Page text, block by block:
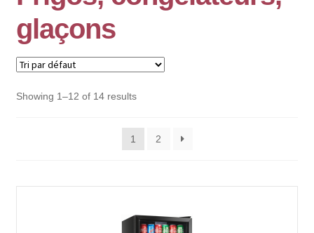
glaçons
Showing 1–12 of 14 results
1 2